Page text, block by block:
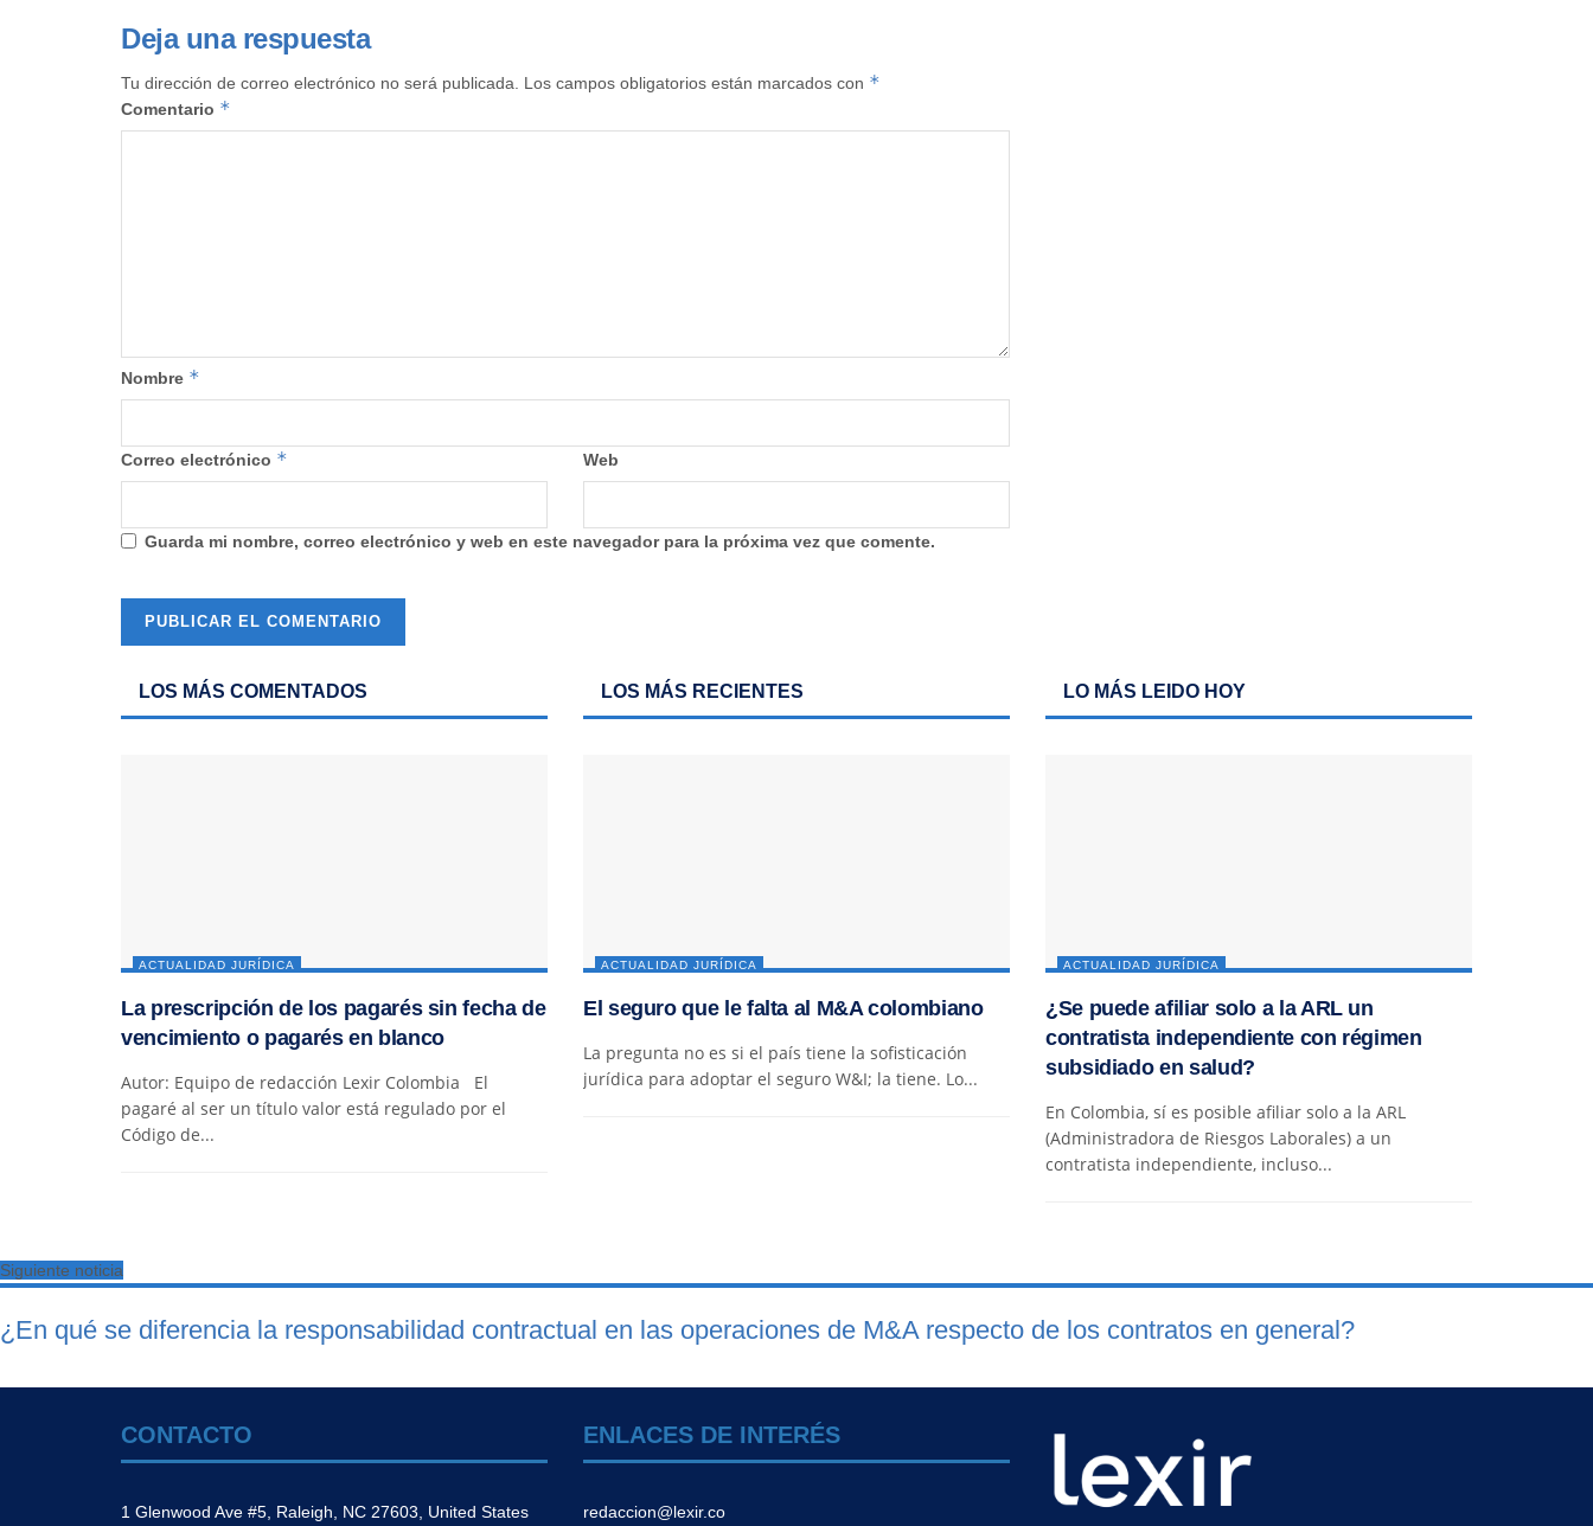
Deja una respuesta
Tu dirección de correo electrónico no será publicada. Los campos obligatorios están marcados con *
Comentario *
Nombre *
Correo electrónico * Web
Guarda mi nombre, correo electrónico y web en este navegador para la próxima vez que comente.
LOS MÁS COMENTADOS
ACTUALIDAD JURÍDICA
La prescripción de los pagarés sin fecha de
vencimiento o pagarés en blanco
Autor: Equipo de redacción Lexir Colombia El
pagaré al ser un título valor está regulado por el
Código de...
LOS MÁS RECIENTES
ACTUALIDAD JURÍDICA
El seguro que le falta al M&A colombiano
La pregunta no es si el país tiene la sofisticación
jurídica para adoptar el seguro W&I; la tiene. Lo...
LO MÁS LEIDO HOY
ACTUALIDAD JURÍDICA
¿Se puede afiliar solo a la ARL un
contratista independiente con régimen
subsidiado en salud?
En Colombia, sí es posible afiliar solo a la ARL
(Administradora de Riesgos Laborales) a un
contratista independiente, incluso...
Siguiente noticia
¿En qué se diferencia la responsabilidad contractual en las operaciones de M&A respecto de los contratos en general?
CONTACTO
1 Glenwood Ave #5, Raleigh, NC 27603, United States
ENLACES DE INTERÉS
redaccion@lexir.co